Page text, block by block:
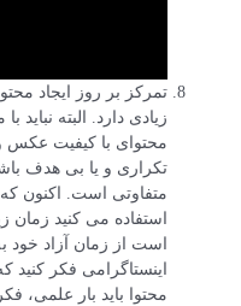
تمرکز بر روز ایجاد
زیادی دارد. البته نباید
محتوای با کیفیت
تکراری و یا بی هدف
متفاوتی است. اکنون
استفاده می کنید زمان
است از زمان آزاد خود
اینستاگرامی فکر
محتوا باید بار علمی،